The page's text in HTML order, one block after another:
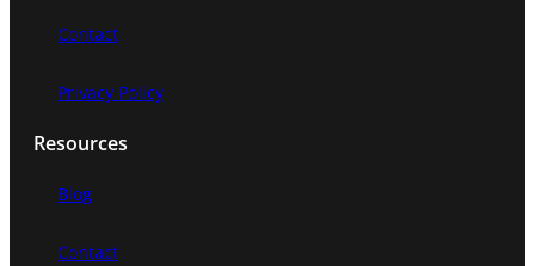
Contact
Privacy Policy
Resources
Blog
Contact